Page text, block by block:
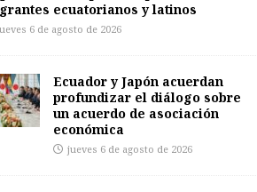
ecuatorianos y latinos
6 de agosto de 2026
Ecuador y Japón acuerdan
profundizar el diálogo sobre
un acuerdo de asociación
económica
jueves 6 de agosto de 2026